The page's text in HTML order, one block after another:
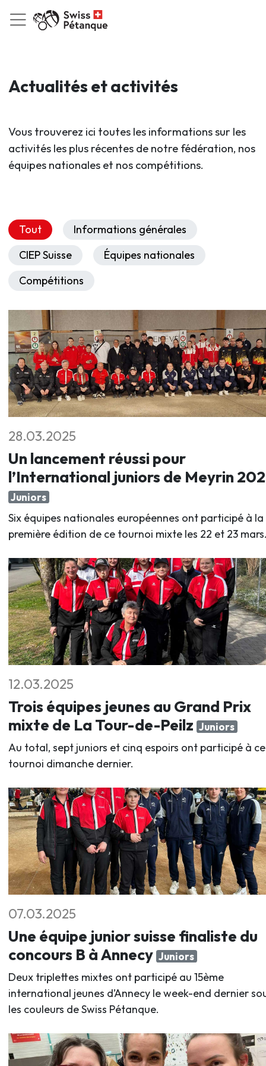
Actualités et activités
Vous trouverez ici toutes les informations sur les
activités les plus récentes de notre fédération, nos
équipes nationales et nos compétitions.
Tout
Informations générales
CIEP Suisse
Équipes nationales
Compétitions
28.03.2025
Un lancement réussi pour
l’International juniors de Meyrin
Juniors
Six équipes nationales européennes ont participé à la
première édition de ce tournoi mixte les 22 et 23
12.03.2025
Trois équipes jeunes au Grand Prix
mixte de La Tour-de-Peilz Juniors
Au total, sept juniors et cinq espoirs ont participé à ce
tournoi dimanche dernier.
07.03.2025
Une équipe junior suisse finaliste du
concours B à Annecy Juniors
Deux triplettes mixtes ont participé au 15ème
international jeunes d’Annecy le week-end dernier
les couleurs de Swiss Pétanque.